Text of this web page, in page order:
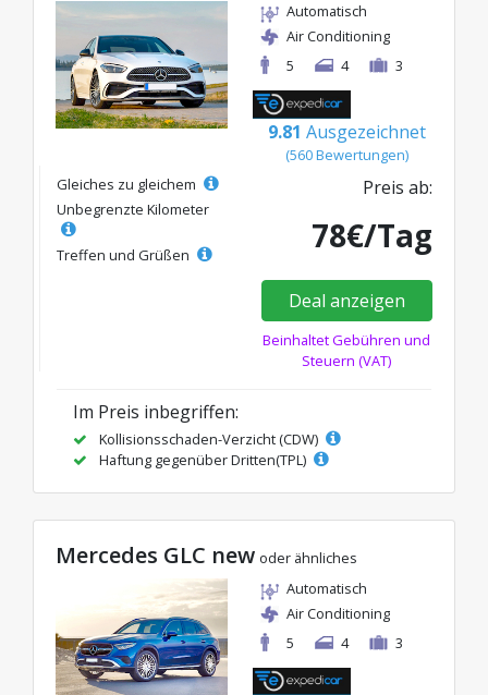
Automatisch
Air Conditioning
5
4 3
9.81 Ausgezeichnet
(560 Bewertungen)
Gleiches zu gleichem
Unbegrenzte Kilometer
Treffen und Grüßen
Preis ab:
78€/Tag
Deal anzeigen
Beinhaltet Gebühren und
Steuern (VAT)
Im Preis inbegriffen:
Kollisionsschaden-Verzicht (CDW)
Haftung gegenüber Dritten(TPL)
Mercedes GLC new oder ähnliches
Automatisch
Air Conditioning
5
4 3